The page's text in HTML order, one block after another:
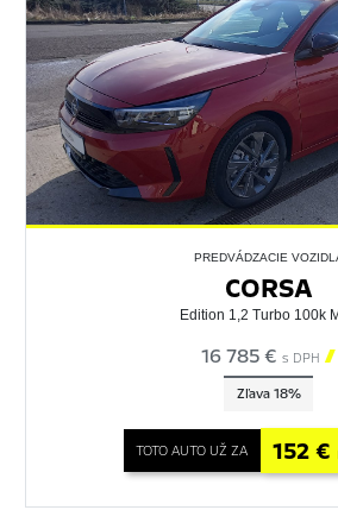
PREDVÁDZACIE
CORSA
Edition 1,2 Turbo 100k
16 785 €s DPH 
Zľava 18%
TOTO AUTO UŽ ZA 152 €